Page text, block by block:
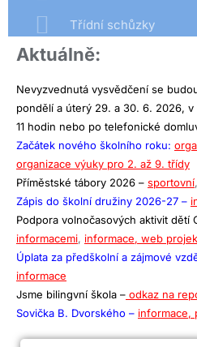
Třídní schůzky
Aktuálně:
Nevyzvednutá vysvědčení se
pondělí a úterý 29. a 30. 6. 2026,
11 hodin nebo po telefonické
Začátek nového školního roku:
organizace výuky pro 2. až 9. třídy
Příměstské tábory 2026 – sportovní,
Zápis do školní družiny 2026-27 –
Podpora volnočasových aktivit dětí
informacemi, informace, web
Úplata za předškolní a zájmové
informace
Jsme bilingvní škola – odkaz na
Sovička B. Dvorského – informace,